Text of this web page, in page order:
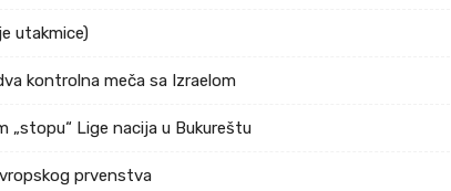
utakmice)
kontrolna meča sa Izraelom
„stopu“ Lige nacija u Bukureštu
prvenstva